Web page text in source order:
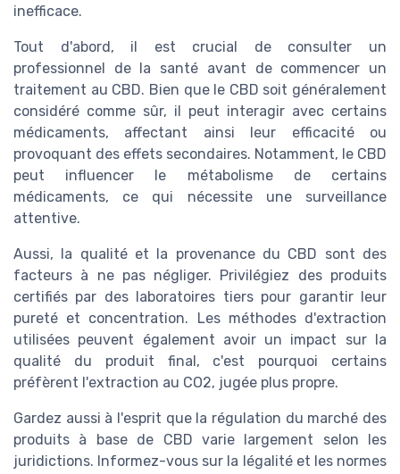
inefficace.
Tout d'abord, il est crucial de consulter un
professionnel de la santé avant de commencer un
traitement au CBD. Bien que le CBD soit généralement
considéré comme sûr, il peut interagir avec certains
médicaments, affectant ainsi leur efficacité ou
provoquant des effets secondaires. Notamment, le CBD
peut influencer le métabolisme de certains
médicaments, ce qui nécessite une surveillance
attentive.
Aussi, la qualité et la provenance du CBD sont des
facteurs à ne pas négliger. Privilégiez des produits
certifiés par des laboratoires tiers pour garantir leur
pureté et concentration. Les méthodes d'extraction
utilisées peuvent également avoir un impact sur la
qualité du produit final, c'est pourquoi certains
préfèrent l'extraction au CO2, jugée plus propre.
Gardez aussi à l'esprit que la régulation du marché des
produits à base de CBD varie largement selon les
juridictions. Informez-vous sur la légalité et les normes